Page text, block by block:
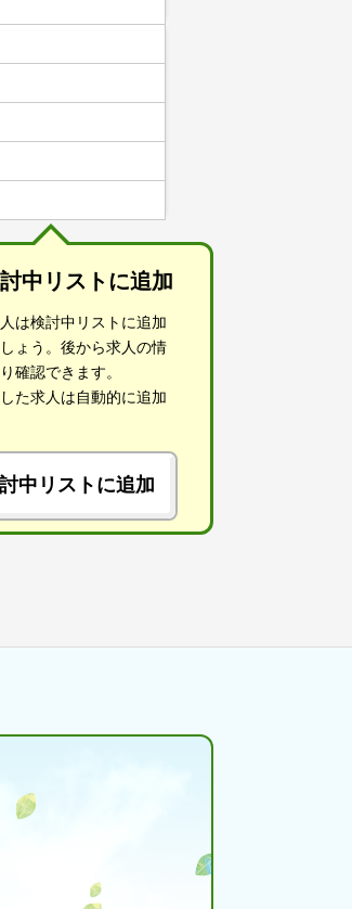
中リストに追加
は検討中リストに追加
ょう。後から求人の情
確認できます。
た求人は自動的に追加
中リストに追加